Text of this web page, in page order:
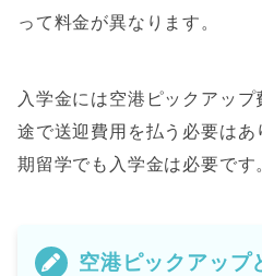
って料金が異なります。
入学金には空港ピックアップ
途で送迎費用を払う必要は
期留学でも入学金は必要です
空港ピックアップ